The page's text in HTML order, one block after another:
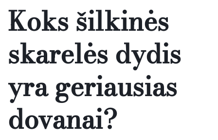
Koks šilkinės
skarelės dydis
yra geriausias
dovanai?